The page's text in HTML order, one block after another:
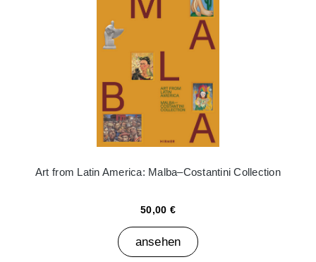
Art from Latin America: Malba–Costantini Collection
50,00 €
ansehen